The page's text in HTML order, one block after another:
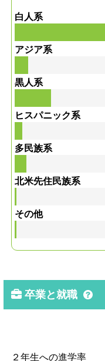
白人系
アジア系
黒人系
ヒスパニック系
多民族系
北米先住民族系
その他
卒業と就職
２年生への進学率